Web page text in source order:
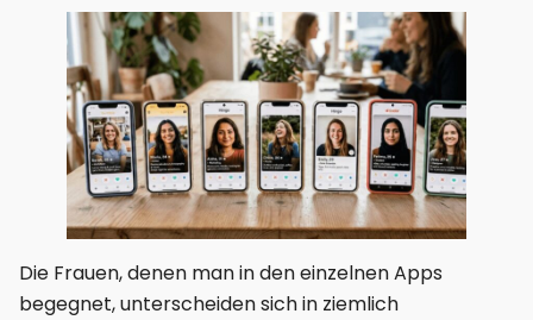
Die Frauen, denen man in den einzelnen Apps
begegnet, unterscheiden sich in ziemlich